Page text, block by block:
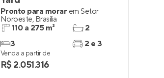
Pronto para morar em Setor
Noroeste, Brasília
110 a 275 m²
3
2
2 e 3
Venda a partir de
R$ 2.051.316